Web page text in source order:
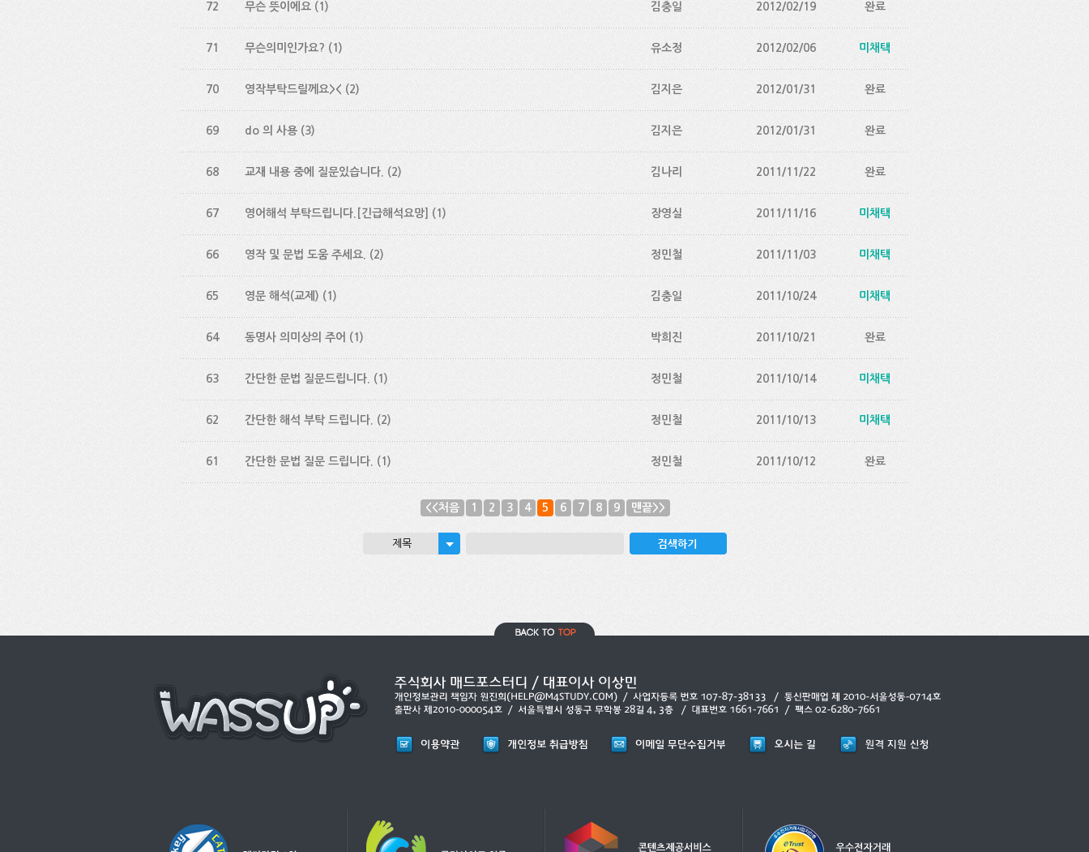
72 무슨 뜻이에요 (1) 김충일 2012/02/19 완료
71 무슨의미인가요? (1) 유소정 2012/02/06 미채택
70 영작부탁드릴께요>< (2) 김지은 2012/01/31 완료
69 do 의 사용 (3) 김지은 2012/01/31 완료
68 교재 내용 중에 질문있습니다. (2) 김나리 2011/11/22 완료
67 영어해석 부탁드립니다.[긴급해석요망] (1) 장영실 2011/11/16 미채택
66 영작 및 문법 도움 주세요. (2) 정민철 2011/11/03 미채택
65 영문 해석(교제) (1) 김충일 2011/10/24 미채택
64 동명사 의미상의 주어 (1) 박희진 2011/10/21 완료
63 간단한 문법 질문드립니다. (1) 정민철 2011/10/14 미채택
62 간단한 해석 부탁 드립니다. (2) 정민철 2011/10/13 미채택
61 간단한 문법 질문 드립니다. (1) 정민철 2011/10/12 완료
<<처음 1 2 3 4 5 6 7 8 9 맨끝>>
제목